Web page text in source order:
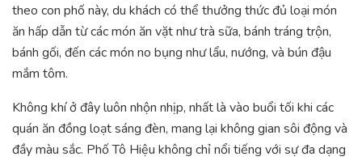
theo con phố này, du khách có thể thưởng thức đủ loại món
ăn hấp dẫn từ các món ăn vặt như trà sữa, bánh tráng trộn,
bánh gối, đến các món no bụng như lẩu, nướng, và bún đậu
mắm tôm.
Không khí ở đây luôn nhộn nhịp, nhất là vào buổi tối khi các
quán ăn đồng loạt sáng đèn, mang lại không gian sôi động và
đầy màu sắc. Phố Tô Hiệu không chỉ nổi tiếng với sự đa dạng